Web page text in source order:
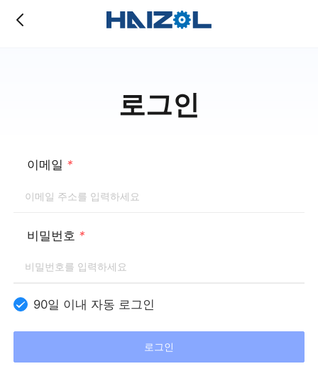
로그인
이메일 *
비밀번호 *
90일 이내 자동 로그인
로그인